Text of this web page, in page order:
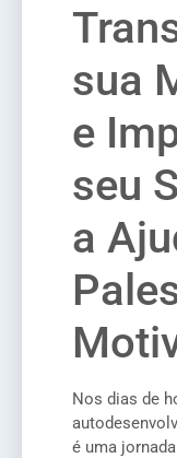
sua
e
seu
a
Nos dias de
é uma